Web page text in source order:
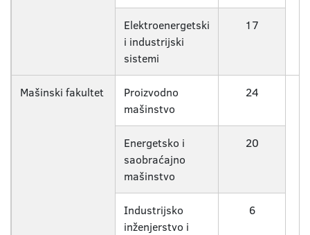
Elektroenergetski
i industrijski
sistemi
17
Mašinski fakultet
Proizvodno
mašinstvo
24
Energetsko i
saobraćajno
mašinstvo
20
Industrijsko
inženjerstvo i
6